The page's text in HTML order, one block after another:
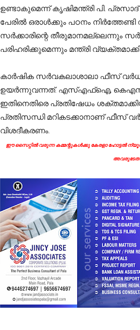
ഉണ്ടാകുമെന്ന് കൃഷിമന്ത്രി പി.
പേരിൽ ഒരാൾക്കും പഠനം
സർക്കാരിന്റെ തീരുമാനമല്ലെന്നും
പരിഹരിക്കുമെന്നും മന്ത്രി
കാർഷിക സർവകലാശാലാ ഫീസ്
ഉയർന്നുവന്നത്. എസ്എഫ്‌ഐ,
ഇതിനെതിരെ പ്രതിഷേധം
പ്രതിസന്ധി മറികടക്കാനാണ് ഫീസ്
വിശദീകരണം.
ഈ സൈറ്റിൽ വരുന്ന കമ്മന്റുകൾക്കു കേരളാ ഹോട്ടൽ